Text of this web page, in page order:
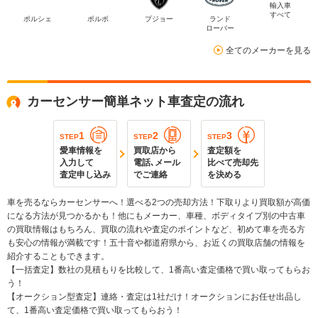
ポルシェ ボルボ プジョー
ランド
ローバー
輸入車
すべて
全てのメーカーを見る
カーセンサー簡単ネット車査定の流れ
STEP1
愛車情報を
入力して
査定申し込み
STEP2
買取店から
電話､メール
でご連絡
STEP3
査定額を
比べて売却先
を決める
車を売るならカーセンサーへ！選べる2つの売却方法！下取りより買取額が高価
になる方法が見つかるかも！他にもメーカー、車種、ボディタイプ別の中古車
の買取情報はもちろん、買取の流れや査定のポイントなど、初めて車を売る方
も安心の情報が満載です！五十音や都道府県から、お近くの買取店舗の情報を
紹介することもできます。
【一括査定】数社の見積もりを比較して、1番高い査定価格で買い取ってもらお
う！
【オークション型査定】連絡・査定は1社だけ！オークションにお任せ出品し
て、1番高い査定価格で買い取ってもらおう！